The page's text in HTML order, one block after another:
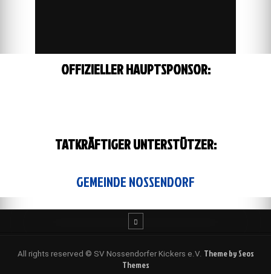
OFFIZIELLER HAUPTSPONSOR:
TATKRÄFTIGER UNTERSTÜTZER:
GEMEINDE NOSSENDORF
All rights reserved © SV Nossendorfer Kickers e.V. Theme by Seos
Themes